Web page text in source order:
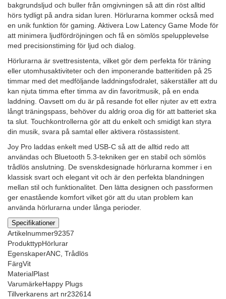
bakgrundsljud och buller från omgivningen så att din röst alltid
hörs tydligt på andra sidan luren. Hörlurarna kommer också med
en unik funktion för gaming. Aktivera Low Latency Game Mode för
att minimera ljudfördröjningen och få en sömlös spelupplevelse
med precisionstiming för ljud och dialog.
Hörlurarna är svettresistenta, vilket gör dem perfekta för träning
eller utomhusaktiviteter och den imponerande batteritiden på 25
timmar med det medföljande laddningsfodralet, säkerställer att du
kan njuta timma efter timma av din favoritmusik, på en enda
laddning. Oavsett om du är på resande fot eller njuter av ett extra
långt träningspass, behöver du aldrig oroa dig för att batteriet ska
ta slut. Touchkontrollerna gör att du enkelt och smidigt kan styra
din musik, svara på samtal eller aktivera röstassistent.
Joy Pro laddas enkelt med USB-C så att de alltid redo att
användas och Bluetooth 5.3-tekniken ger en stabil och sömlös
trådlös anslutning. De svenskdesignade hörlurarna kommer i en
klassisk svart och elegant vit och är den perfekta blandningen
mellan stil och funktionalitet. Den lätta designen och passformen
ger enastående komfort vilket gör att du utan problem kan
använda hörlurarna under långa perioder.
Specifikationer
Artikelnummer92357
ProdukttypHörlurar
EgenskaperANC, Trådlös
FärgVit
MaterialPlast
VarumärkeHappy Plugs
Tillverkarens art nr232614